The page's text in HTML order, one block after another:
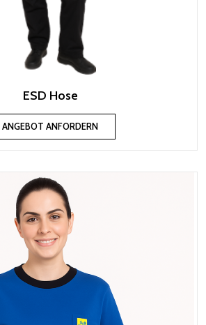
ESD Hose
ANGEBOT ANFORDERN